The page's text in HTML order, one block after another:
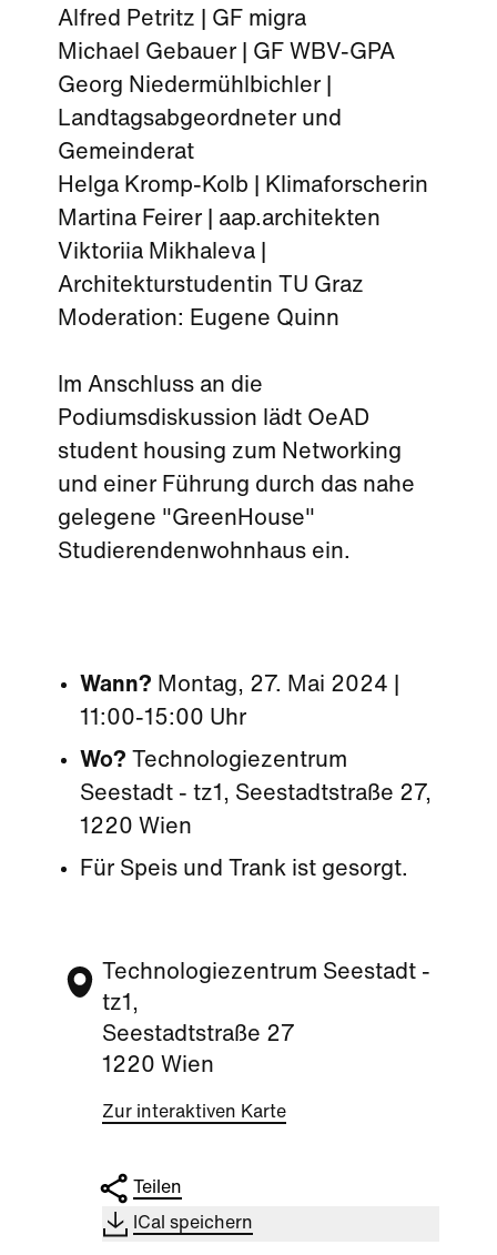
Technologiezentrum Seestadt -
tz1,
Seestadtstraße 27
1220 Wien
Zur interaktiven Karte
Teilen
ICal speichern
Alfred Petritz | GF migra
Michael Gebauer | GF WBV-GPA
Georg Niedermühlbichler |
Landtagsabgeordneter und
Gemeinderat
Helga Kromp-Kolb | Klimaforscherin
Martina Feirer | aap.architekten
Viktoriia Mikhaleva |
Architekturstudentin TU Graz
Moderation: Eugene Quinn
Im Anschluss an die
Podiumsdiskussion lädt OeAD
student housing zum Networking
und einer Führung durch das nahe
gelegene "GreenHouse"
Studierendenwohnhaus ein.
Wann? Montag, 27. Mai 2024 |
11:00-15:00 Uhr
Wo? Technologiezentrum
Seestadt - tz1, Seestadtstraße 27,
1220 Wien
Für Speis und Trank ist gesorgt.